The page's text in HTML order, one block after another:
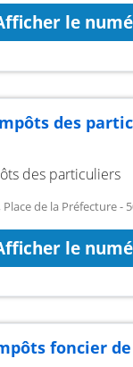
le
des
des particuliers
de la Préfecture -
le
foncier